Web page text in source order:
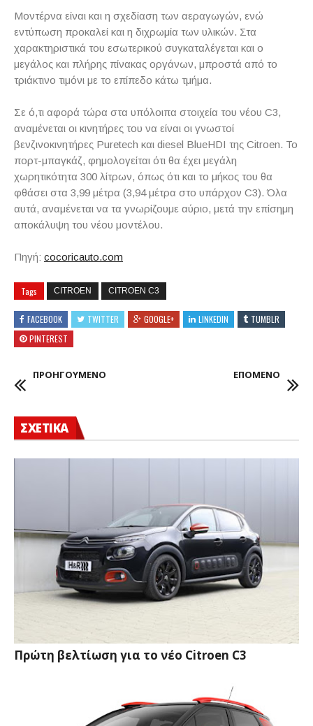
Μοντέρνα είναι και η σχεδίαση των αεραγωγών, ενώ
εντύπωση προκαλεί και η διχρωμία των υλικών. Στα
χαρακτηριστικά του εσωτερικού συγκαταλέγεται και ο
μεγάλος και πλήρης πίνακας οργάνων, μπροστά από το
τριάκτινο τιμόνι με το επίπεδο κάτω τμήμα.
Σε ό,τι αφορά τώρα στα υπόλοιπα στοιχεία του νέου C3,
αναμένεται οι κινητήρες του να είναι οι γνωστοί
βενζινοκινητήρες Puretech και diesel BlueHDI της Citroen. Το
πορτ-μπαγκάζ, φημολογείται ότι θα έχει μεγάλη
χωρητικότητα 300 λίτρων, όπως ότι και το μήκος του θα
φθάσει στα 3,99 μέτρα (3,94 μέτρα στο υπάρχον C3). Όλα
αυτά, αναμένεται να τα γνωρίζουμε αύριο, μετά την επίσημη
αποκάλυψη του νέου μοντέλου.
Πηγή: cocoricauto.com
Tags CITROEN CITROEN C3
FACEBOOK TWITTER GOOGLE+ LINKEDIN
TUMBLR
PINTEREST
ΠΡΟΗΓΟΥΜΕΝΟ ΕΠΟΜΕΝΟ
ΣΧΕΤΙΚΑ
Πρώτη βελτίωση για το νέο Citroen C3